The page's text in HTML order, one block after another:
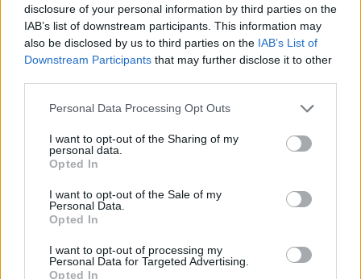
disclosure of your personal information by third parties on the
IAB’s list of downstream participants. This information may
also be disclosed by us to third parties on the IAB’s List of
Downstream Participants that may further disclose it to other
Please note that this website/app uses one or more Google
not limited to your visit or usage behaviour. You may click to
grant or deny consent to Google and its third-party tags to
use your data for below specified purposes in below Google
consent section.
Personal Data Processing Opt Outs
I want to opt-out of the Sharing of my
personal data.
Opted In
I want to opt-out of the Sale of my
Personal Data.
Opted In
I want to opt-out of processing my
Personal Data for Targeted Advertising.
Opted In